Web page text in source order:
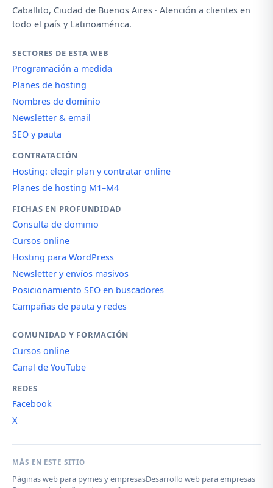
Caballito, Ciudad de Buenos Aires · Atención a clientes en
todo el país y Latinoamérica.
SECTORES DE ESTA WEB
Programación a medida
Planes de hosting
Nombres de dominio
Newsletter & email
SEO y pauta
CONTRATACIÓN
Hosting: elegir plan y contratar online
Planes de hosting M1–M4
FICHAS EN PROFUNDIDAD
Consulta de dominio
Cursos online
Hosting para WordPress
Newsletter y envíos masivos
Posicionamiento SEO en buscadores
Campañas de pauta y redes
COMUNIDAD Y FORMACIÓN
Cursos online
Canal de YouTube
REDES
Facebook
X
MÁS EN ESTE SITIO
Páginas web para pymes y empresasDesarrollo web para empresas